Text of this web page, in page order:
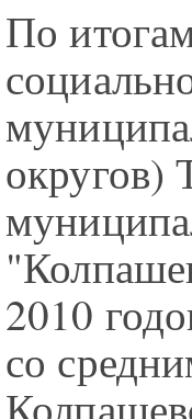
По
округов)
2010
со